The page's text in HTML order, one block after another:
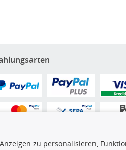
zu personalisieren,